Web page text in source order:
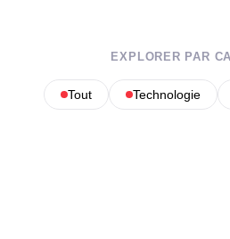
EXPLORER PAR
Tout Technologie